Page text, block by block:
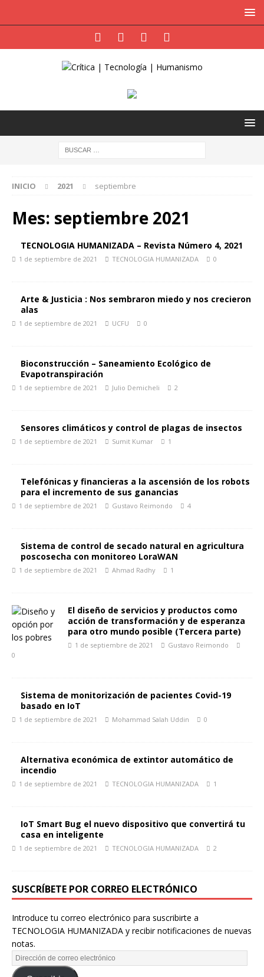
INICIO 2021 septiembre
Mes: septiembre 2021
TECNOLOGIA HUMANIZADA – Revista Número 4, 2021
1 de septiembre de 2021 TECNOLOGIA HUMANIZADA 0
Arte & Justicia : Nos sembraron miedo y nos crecieron
alas
1 de septiembre de 2021 UCFU 0
Bioconstrucción – Saneamiento Ecológico de
Evapotranspiración
1 de septiembre de 2021 Julio Demicheli 2
Sensores climáticos y control de plagas de insectos
1 de septiembre de 2021 Sumit Kumar 1
Telefónicas y financieras a la ascensión de los robots
para el incremento de sus ganancias
1 de septiembre de 2021 Gustavo Reimondo 4
Sistema de control de secado natural en agricultura
poscosecha con monitoreo LoraWAN
1 de septiembre de 2021 Ahmad Radhy 1
El diseño de servicios y productos como
acción de transformación y de esperanza
para otro mundo posible (Tercera parte)
1 de septiembre de 2021
Gustavo Reimondo
0
Sistema de monitorización de pacientes Covid-19
basado en IoT
1 de septiembre de 2021 Mohammad Salah Uddin 0
Alternativa económica de extintor automático de
incendio
1 de septiembre de 2021 TECNOLOGIA HUMANIZADA 1
IoT Smart Bug el nuevo dispositivo que convertirá tu
casa en inteligente
1 de septiembre de 2021 TECNOLOGIA HUMANIZADA 2
SUSCRÍBETE POR CORREO ELECTRÓNICO
Introduce tu correo electrónico para suscribirte a
TECNOLOGIA HUMANIZADA y recibir notificaciones de nuevas
notas.